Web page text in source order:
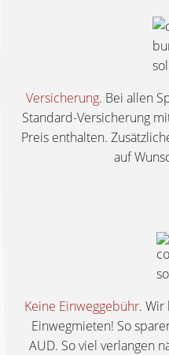
Versicherung. Bei allen
Standard-Versicherung
Preis enthalten.
auf
Keine Einweggebühr.
Einwegmieten! So
AUD. So viel verlangen